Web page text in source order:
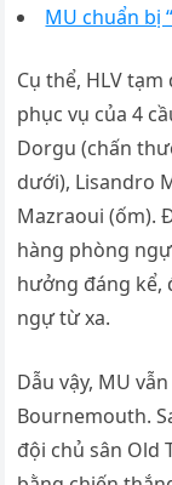
MU chuẩn bị
Cụ thể, HLV
phục vụ của 4
Dorgu (chấn
dưới), Lisandro
Mazraoui (ốm).
hàng phòng
hưởng đáng kể,
ngự từ xa.
Dẫu vậy, MU
Bournemouth.
đội chủ sân Old